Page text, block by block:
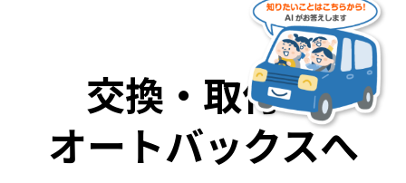
交換・取付も
オートバックスへ